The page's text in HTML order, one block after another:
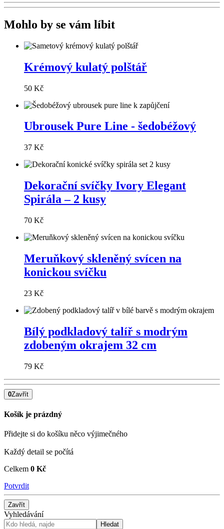
Mohlo by se vám líbit
Krémový kulatý polštář
50 Kč
Ubrousek Pure Line - šedobéžový
37 Kč
Dekorační svíčky Ivory Elegant
Spirála – 2 kusy
70 Kč
Meruňkový skleněný svícen na
konickou svíčku
23 Kč
Bílý podkladový talíř s modrým
zdobeným okrajem 32 cm
79 Kč
0Zavřít
Košík je prázdný
Přidejte si do košíku něco výjimečného
Každý detail se počítá
Celkem 0 Kč
Potvrdit
Zavřít
Vyhledávání
Hledat